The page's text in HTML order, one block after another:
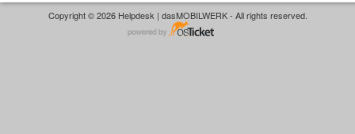
Copyright © 2026 Helpdesk | dasMOBILWERK - All rights reserved.